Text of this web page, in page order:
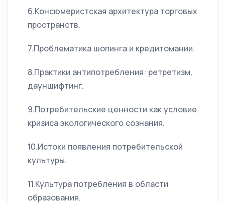
6.Консюмеристская архитектура торговых
пространств.
7.Проблематика шопинга и кредитомании.
8.Практики антипотребления: ретретизм,
дауншифтинг.
9.Потребительские ценности как условие
кризиса экологического сознания.
10.Истоки появления потребительской
культуры.
11.Культура потребления в области
образования.